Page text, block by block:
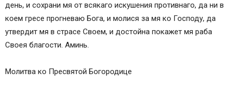
день, и сохрани мя от всякаго искушения противнаго, да ни в
коем гресе прогневаю Бога, и молися за мя ко Господу, да
утвердит мя в страсе Своем, и достойна покажет мя раба
Своея благости. Аминь.
Молитва ко Пресвятой Богородице